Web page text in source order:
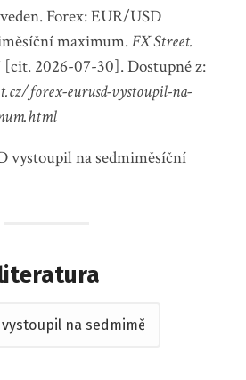
Forex: EUR/USD
maximum.FX Street.
[cit. 2026-07-30]. Dostupné z:
forex-eurusd-vystoupil-na-